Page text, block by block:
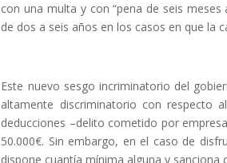
con una multa y con “pena de seis
de dos a seis años en los casos en que la
Este nuevo sesgo incriminatorio del
altamente discriminatorio con respecto
deducciones –delito cometido por
50.000€. Sin embargo, en el caso de
dispone cuantía mínima alguna y